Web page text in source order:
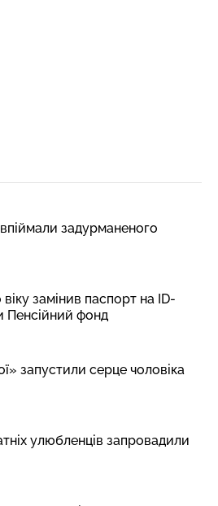
задурманеного
замінив паспорт на ID-
Пенсійний фонд
запустили серце чоловіка
улюбленців запровадили